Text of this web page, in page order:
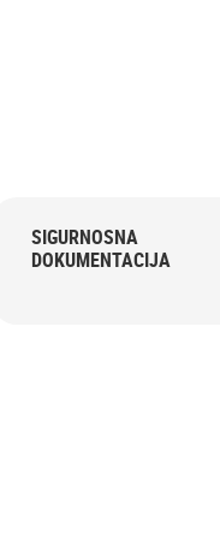
SIGURNOSNA
DOKUMENTACIJA